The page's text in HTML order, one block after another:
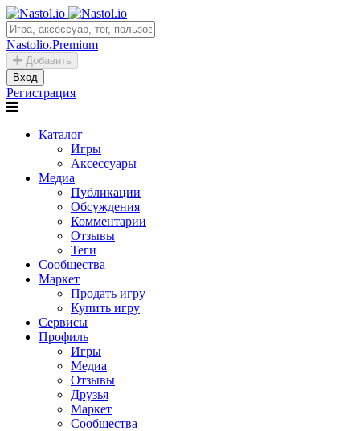
Nastolio.Premium
Добавить
Вход
Регистрация
Каталог
Игры
Аксессуары
Медиа
Публикации
Обсуждения
Комментарии
Отзывы
Теги
Сообщества
Маркет
Продать игру
Купить игру
Сервисы
Профиль
Игры
Медиа
Отзывы
Друзья
Маркет
Сообщества